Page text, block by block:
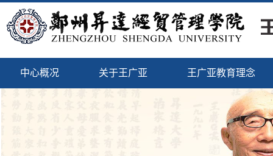
中心概况 关于王广亚 王广亚教育理念